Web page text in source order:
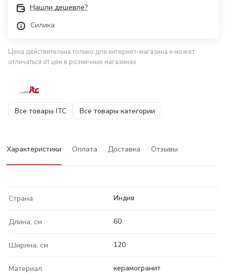
Нашли дешевле?
Силика
Цена действительна только для интернет-магазина и может
отличаться от цен в розничных магазинах
Все товары ITC Все товары категории
Характеристики Оплата Доставка Отзывы
Страна Индия
Длина, см 60
Ширина, см 120
Материал керамогранит